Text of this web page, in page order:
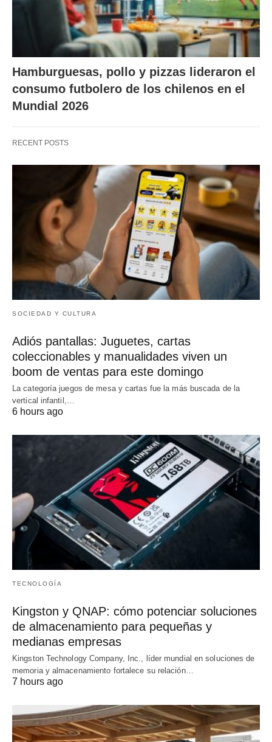
Hamburguesas, pollo y pizzas lideraron el
consumo futbolero de los chilenos en el
Mundial 2026
RECENT POSTS
SOCIEDAD Y CULTURA
Adiós pantallas: Juguetes, cartas
coleccionables y manualidades viven un
boom de ventas para este domingo
La categoría juegos de mesa y cartas fue la más buscada de la
vertical infantil,…
6 hours ago
TECNOLOGÍA
Kingston y QNAP: cómo potenciar soluciones
de almacenamiento para pequeñas y
medianas empresas
Kingston Technology Company, Inc., líder mundial en soluciones de
memoria y almacenamiento fortalece su relación…
7 hours ago